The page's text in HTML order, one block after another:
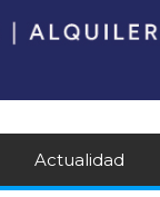
Actualidad